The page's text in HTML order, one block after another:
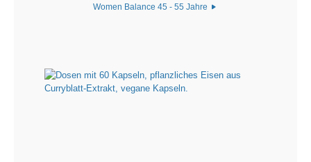
Women Balance 45 - 55 Jahre